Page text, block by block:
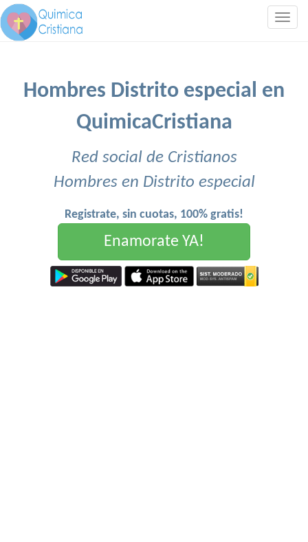
Hombres Distrito especial en
QuimicaCristiana
Red social de Cristianos
Hombres en Distrito especial
Registrate, sin cuotas, 100% gratis!
Enamorate YA!